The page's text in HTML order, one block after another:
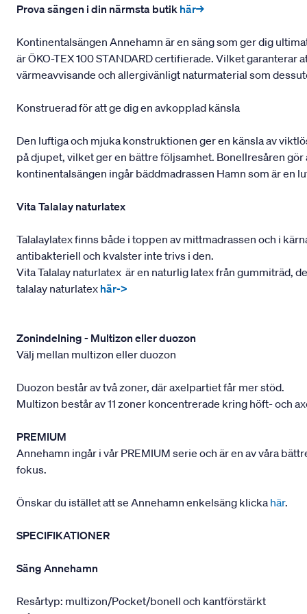
Prova sängen i din närmsta butik här→
Kontinentalsängen Annehamn är en säng som ger dig
är ÖKO-TEX 100 STANDARD certifierade. Vilket
värmeavvisande och allergivänligt naturmaterial som
Konstruerad för att ge dig en avkopplad känsla
Den luftiga och mjuka konstruktionen ger en känsla av
på djupet, vilket ger en bättre följsamhet. Bonellresåren
kontinentalsängen ingår bäddmadrassen Hamn som är en
Vita Talalay naturlatex
Talalaylatex finns både i toppen av mittmadrassen och i
antibakteriell och kvalster inte trivs i den.
Vita Talalay naturlatex är en naturlig latex från gummiträd,
talalay naturlatex här->
Zonindelning - Multizon eller duozon
Välj mellan multizon eller duozon
Duozon består av två zoner, där axelpartiet får mer stöd.
Multizon består av 11 zoner koncentrerade kring höft- och
PREMIUM
Annehamn ingår i vår PREMIUM serie och är en av våra
fokus.
Önskar du istället att se Annehamn enkelsäng klicka här.
SPECIFIKATIONER
Säng Annehamn
Resårtyp: multizon/Pocket/bonell och kantförstärkt